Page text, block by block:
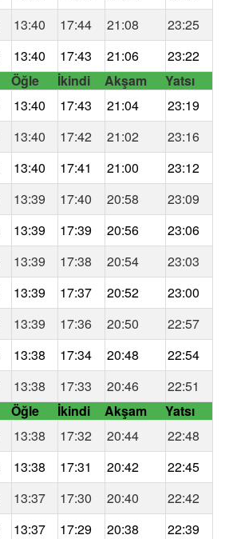
13:40 17:44 21:08
23:25
13:40 17:43 21:06
23:22
Öğle İkindi Akşam
Yatsı
13:40 17:43 21:04
23:19
13:40 17:42 21:02
23:16
13:40 17:41 21:00
23:12
13:39 17:40 20:58
23:09
13:39 17:39 20:56
23:06
13:39 17:38 20:54
23:03
13:39 17:37 20:52
23:00
13:39 17:36 20:50
22:57
13:38 17:34 20:48
22:54
13:38 17:33 20:46
22:51
Öğle İkindi Akşam
Yatsı
13:38 17:32 20:44
22:48
13:38 17:31 20:42
22:45
13:37 17:30 20:40
22:42
13:37 17:29 20:38 22:39